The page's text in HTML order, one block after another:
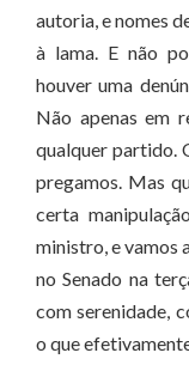
autoria, e nomes
à lama. E não
houver uma
Não apenas em
qualquer partido.
pregamos. Mas
certa
ministro, e vamos
no Senado na
com serenidade,
o que